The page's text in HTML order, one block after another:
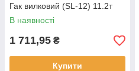
Гак вилковий (SL-12) 11.2т
В наявності
1 711,95 ₴
Купити